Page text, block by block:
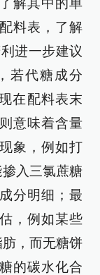
解其中的单
料表，了解
进一步建议
若代糖成分
在配料表末
意味着含量
象，例如打
入三氯蔗糖
分明细；最
，例如某些
，而无糖饼
的碳水化合